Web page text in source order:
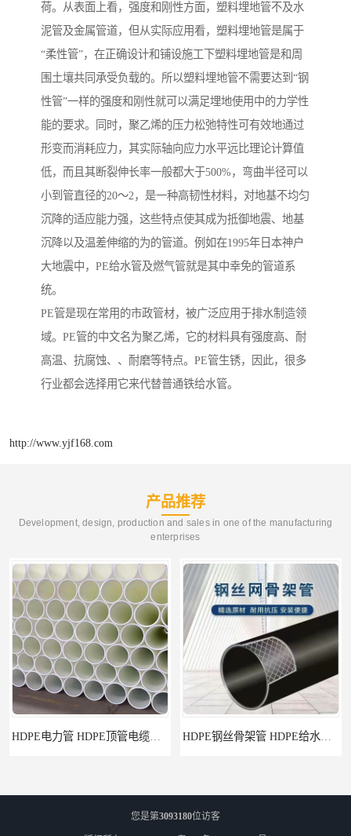
荷。从表面上看，强度和刚性方面，塑料埋地管不及水
泥管及金属管道，但从实际应用看，塑料埋地管是属于
“柔性管”，在正确设计和铺设施工下塑料埋地管是和周
围土壤共同承受负载的。所以塑料埋地管不需要达到“钢
性管”一样的强度和刚性就可以满足埋地使用中的力学性
能的要求。同时，聚乙烯的压力松弛特性可有效地通过
形变而消耗应力，其实际轴向应力水平远比理论计算值
低，而且其断裂伸长率一般都大于500%，弯曲半径可以
小到管直径的20～2，是一种高韧性材料，对地基不均匀
沉降的适应能力强，这些特点使其成为抵御地震、地基
沉降以及温差伸缩的为的管道。例如在1995年日本神户
大地震中，PE给水管及燃气管就是其中幸免的管道系
统。
PE管是现在常用的市政管材，被广泛应用于排水制造领
域。PE管的中文名为聚乙烯，它的材料具有强度高、耐
高温、抗腐蚀、、耐磨等特点。PE管生锈，因此，很多
行业都会选择用它来代替普通铁给水管。
http://www.yjf168.com
产品推荐
Development, design, production and sales in one of the manufacturing
enterprises
您是第3093180位访客